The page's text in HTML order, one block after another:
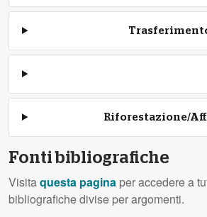
Riforestazione/
Fonti bibliografiche
Visita questa pagina per accedere a
bibliografiche divise per argomenti.